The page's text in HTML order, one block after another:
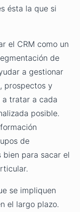
ésta la que si
el CRM como un
de
a gestionar
prospectos y
a tratar a cada
posible.
de
bien para sacar el
se impliquen
el largo plazo.